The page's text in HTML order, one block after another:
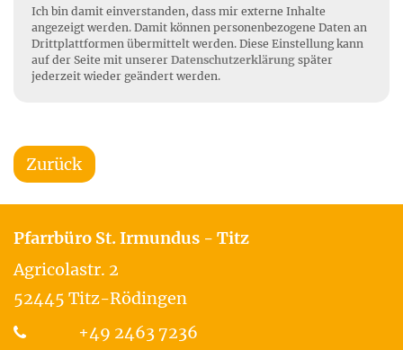
Ich bin damit einverstanden, dass mir externe Inhalte
angezeigt werden. Damit können personenbezogene Daten an
Drittplattformen übermittelt werden. Diese Einstellung kann
auf der Seite mit unserer Datenschutzerklärung später
jederzeit wieder geändert werden.
Zurück
Pfarrbüro St. Irmundus - Titz
Agricolastr. 2
52445 Titz-Rödingen
+49 2463 7236